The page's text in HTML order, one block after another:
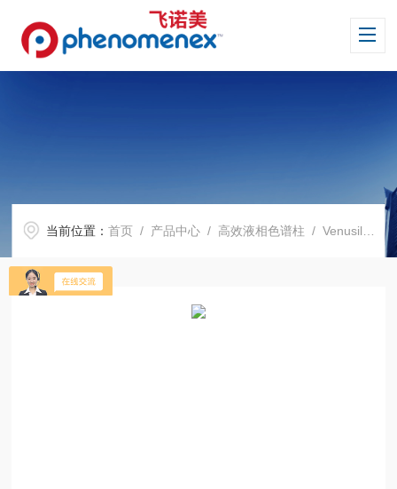
当前位置：首页 / 产品中心 / 高效液相色谱柱 /Venusil 系列色谱柱